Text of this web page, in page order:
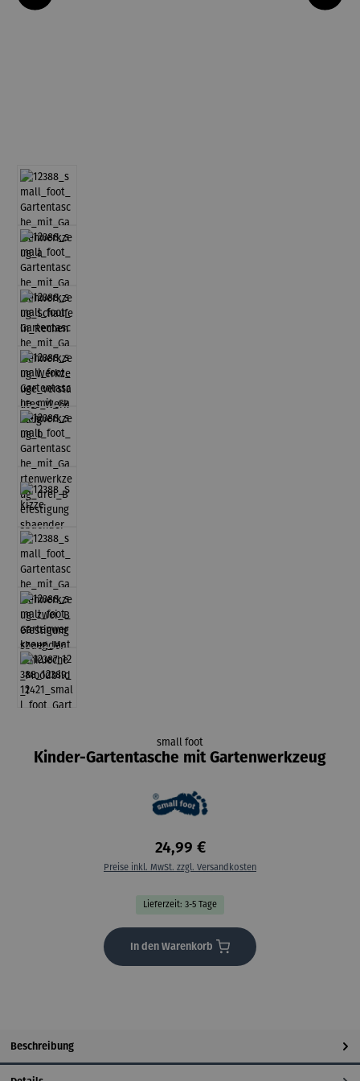
small foot
Kinder-Gartentasche mit Gartenwerkzeug
24,99 €
Preise inkl. MwSt. zzgl. Versandkosten
Lieferzeit: 3-5 Tage
In den Warenkorb
Beschreibung